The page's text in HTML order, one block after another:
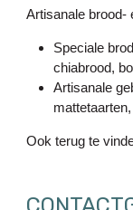
Artisanale brood-
Speciale
chiabrood,
Artisanale
mattetaarten,
Ook terug te